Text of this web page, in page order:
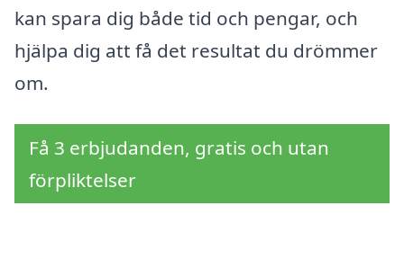
kan spara dig både tid och pengar, och
hjälpa dig att få det resultat du drömmer
om.
Få 3 erbjudanden, gratis och utan
förpliktelser